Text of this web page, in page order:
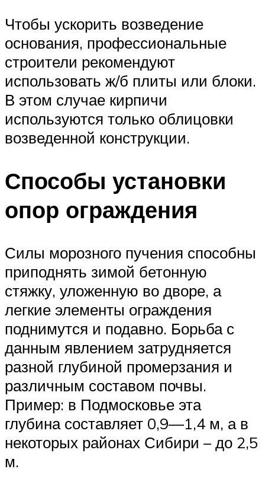
Чтобы ускорить возведение
основания, профессиональные
строители рекомендуют
использовать ж/б плиты или блоки.
В этом случае кирпичи
используются только облицовки
возведенной конструкции.
Способы установки
опор ограждения
Силы морозного пучения способны
приподнять зимой бетонную
стяжку, уложенную во дворе, а
легкие элементы ограждения
поднимутся и подавно. Борьба с
данным явлением затрудняется
разной глубиной промерзания и
различным составом почвы.
Пример: в Подмосковье эта
глубина составляет 0,9—1,4 м, а в
некоторых районах Сибири – до 2,5
м.